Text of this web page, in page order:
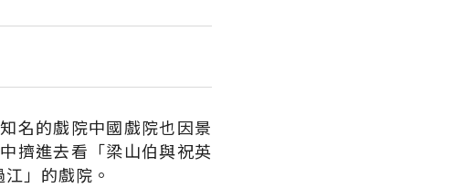
名的戲院中國戲院也因景
擠進去看「梁山伯與祝英
」的戲院。